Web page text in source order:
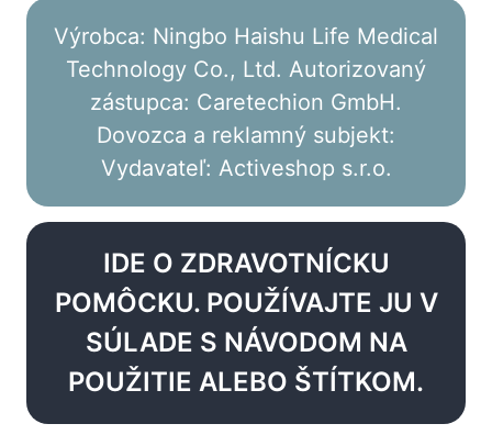
Výrobca: Ningbo Haishu Life Medical
Technology Co., Ltd. Autorizovaný
zástupca: Caretechion GmbH.
Dovozca a reklamný subjekt:
Vydavateľ: Activeshop s.r.o.
IDE O ZDRAVOTNÍCKU
POMÔCKU. POUŽÍVAJTE JU V
SÚLADE S NÁVODOM NA
POUŽITIE ALEBO ŠTÍTKOM.